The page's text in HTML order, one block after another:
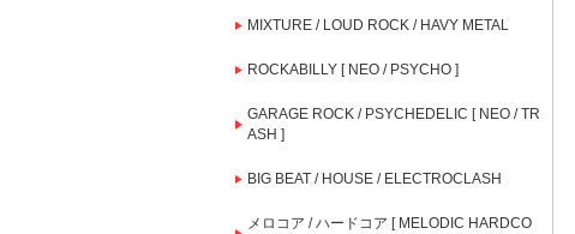
MIXTURE / LOUD ROCK / HAVY METAL
ROCKABILLY [ NEO / PSYCHO ]
GARAGE ROCK / PSYCHEDELIC [ NEO / TR
ASH ]
BIG BEAT / HOUSE / ELECTROCLASH
メロコア / ハードコア [ MELODIC HARDCO